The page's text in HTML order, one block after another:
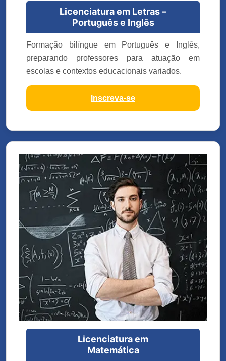
Licenciatura em Letras –
Português e Inglês
Formação bilíngue em Português e Inglês,
preparando professores para atuação em
escolas e contextos educacionais variados.
Inscreva-se
Licenciatura em
Matemática